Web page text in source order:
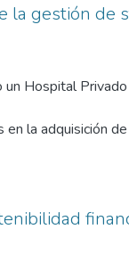
la gestión de
un Hospital
la adquisición de
de stock e
gestión de